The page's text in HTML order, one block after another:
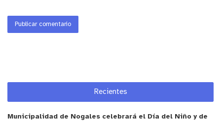
Recientes
Municipalidad de Nogales celebrará el Día del Niño y de